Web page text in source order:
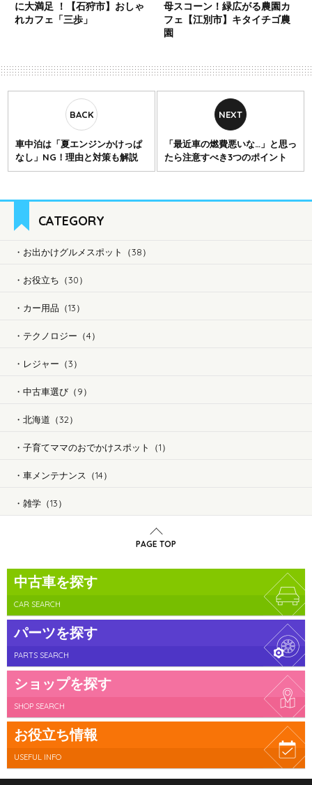
に大満足 ！【石狩市】おしゃ
れカフェ「三歩」
母スコーン！緑広がる農園カ
フェ【江別市】キタイチゴ農
園
車中泊は「夏エンジンかけっぱ
なし」NG！理由と対策も解説
「最近車の燃費悪いな…」と思っ
たら注意すべき3つのポイント
CATEGORY
お出かけグルメスポット（38）
お役立ち（30）
カー用品（13）
テクノロジー（4）
レジャー（3）
中古車選び（9）
北海道（32）
子育てママのおでかけスポット（1）
車メンテナンス（14）
雑学（13）
PAGE TOP
中古車を探す
CAR SEARCH
パーツを探す
PARTS SEARCH
ショップを探す
SHOP SEARCH
お役立ち情報
USEFUL INFO